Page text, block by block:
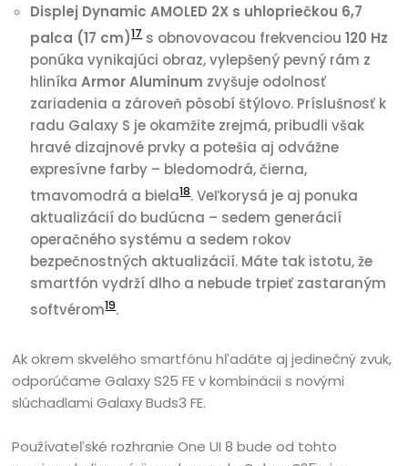
Displej Dynamic AMOLED 2X s uhlopriečkou 6,7
palca (17 cm)17s obnovovacou frekvenciou120 Hz
ponúka vynikajúci obraz, vylepšený pevný rám z
hliníkaArmor Aluminum zvyšuje odolnosť
zariadenia a zároveň pôsobí štýlovo. Príslušnosť k
radu Galaxy S je okamžite zrejmá, pribudli však
hravé dizajnové prvky a potešia aj odvážne
expresívne farby – bledomodrá, čierna,
tmavomodrá a biela18. Veľkorysá je aj ponuka
aktualizácií do budúcna – sedem generácií
operačného systému a sedem rokov
bezpečnostných aktualizácií. Máte tak istotu, že
smartfón vydrží dlho a nebude trpieť zastaraným
softvérom19.
Ak okrem skvelého smartfónu hľadáte aj jedinečný zvuk,
odporúčame Galaxy S25 FE v kombinácii s novými
slúchadlami Galaxy Buds3 FE.
Používateľské rozhranie One UI 8 bude od tohto